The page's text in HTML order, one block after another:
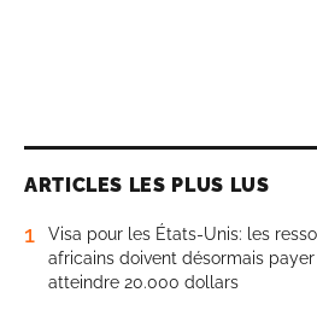
ARTICLES LES PLUS LUS
1
Visa pour les États-Unis: les
africains doivent désormais
atteindre 20.000 dollars